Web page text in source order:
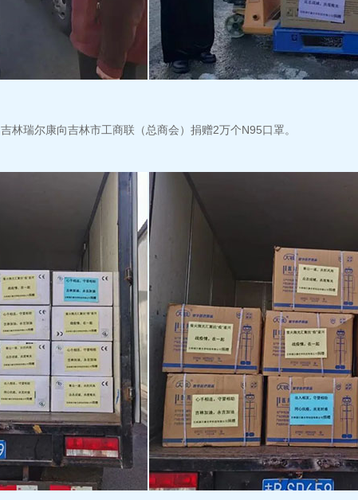
吉林瑞尔康向吉林市工商联（总商会）捐赠2万个N95口罩。